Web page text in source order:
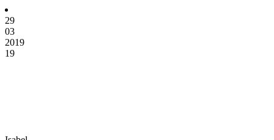
29
03
2019
19